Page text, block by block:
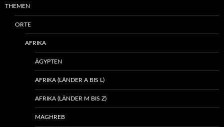
THEMEN
ORTE
AFRIKA
ÄGYPTEN
AFRIKA (LÄNDER A BIS L)
AFRIKA (LÄNDER M BIS Z)
MAGHREB